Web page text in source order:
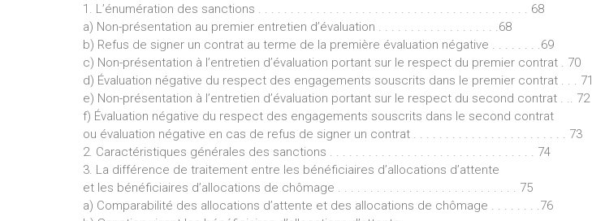
1. L’énumération des sanctions . . . . . . . . . . . . . . . . . . . . . . . . . . . . . . . . . . . . . . . . . . 68
a) Non-présentation au premier entretien d’évaluation . . . . . . . . . . . . . . . . . . .68
b) Refus de signer un contrat au terme de la première évaluation négative . . . . . . . .69
c) Non-présentation à l’entretien d’évaluation portant sur le respect du premier contrat . 70
d) Évaluation négative du respect des engagements souscrits dans le premier contrat . . . 71
e) Non-présentation à l’entretien d’évaluation portant sur le respect du second contrat . .. 72
f) Évaluation négative du respect des engagements souscrits dans le second contrat
ou évaluation négative en cas de refus de signer un contrat . . . . . . . . . . . . . . . . . . . . . . . . 73
2. Caractéristiques générales des sanctions . . . . . . . . . . . . . . . . . . . . . . . . . . . . . . . . 74
3. La différence de traitement entre les bénéficiaires d’allocations d’attente
et les bénéficiaires d’allocations de chômage . . . . . . . . . . . . . . . . . . . . . . . . . . . . 75
a) Comparabilité des allocations d’attente et des allocations de chômage . . . . . . . .76